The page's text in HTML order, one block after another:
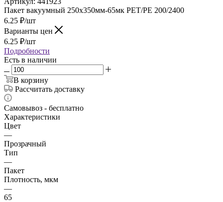
Пакет вакуумный 250х350мм-65мк РЕТ/РЕ 200/2400
6.25 ₽/шт
Варианты цен
6.25 ₽/шт
Подробности
Есть в наличии
В корзину
Рассчитать доставку
Самовывоз - бесплатно
Характеристики
Цвет
—
Прозрачный
Тип
—
Пакет
Плотность, мкм
—
65